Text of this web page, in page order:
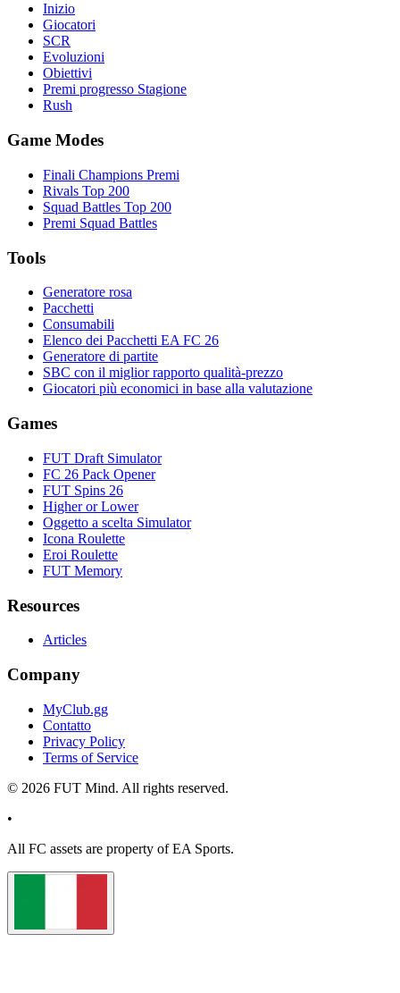
Inizio
Giocatori
SCR
Evoluzioni
Obiettivi
Premi progresso Stagione
Rush
Game Modes
Finali Champions Premi
Rivals Top 200
Squad Battles Top 200
Premi Squad Battles
Tools
Generatore rosa
Pacchetti
Consumabili
Elenco dei Pacchetti EA FC 26
Generatore di partite
SBC con il miglior rapporto qualità-prezzo
Giocatori più economici in base alla valutazione
Games
FUT Draft Simulator
FC 26 Pack Opener
FUT Spins 26
Higher or Lower
Oggetto a scelta Simulator
Icona Roulette
Eroi Roulette
FUT Memory
Resources
Articles
Company
MyClub.gg
Contatto
Privacy Policy
Terms of Service
© 2026 FUT Mind. All rights reserved.
•
All FC assets are property of EA Sports.